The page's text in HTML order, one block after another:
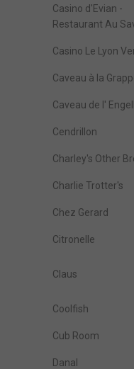
Casino d'Evian -
Restaurant Au
Casino Le Lyon
Caveau à la
Caveau de l'
Cendrillon
Charley's Other
Charlie Trotter's
Chez Gerard
Citronelle
Claus
Coolfish
Cub Room
Danal